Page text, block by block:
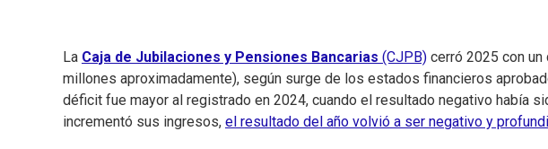
La Caja de Jubilaciones y Pensiones Bancarias (CJPB) cerró 2025 con
millones aproximadamente), según surge de los estados financieros
déficit fue mayor al registrado en 2024, cuando el resultado negativo había
incrementó sus ingresos, el resultado del año volvió a ser negativo y